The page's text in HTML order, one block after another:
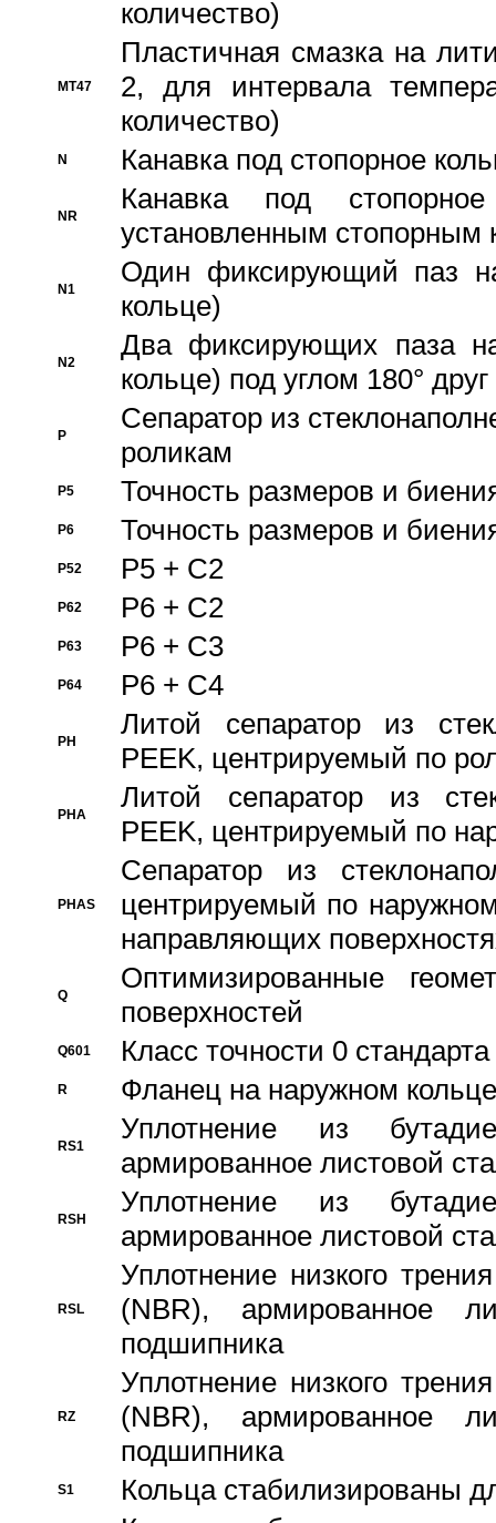
количество)
MT47
Пластичная смазка на
2, для интервала
количество)
N Канавка под стопорное
NR
Канавка под
установленным стопорным
N1
Один фиксирующий паз
кольце)
N2
Два фиксирующих паза
кольце) под углом 180° друг
P
Cепаратор из
роликам
P5 Точность размеров и
P6 Точность размеров и
P52 P5 + C2
P62 P6 + C2
P63 P6 + C3
P64 P6 + C4
PH
Литой сепаратор из
PEEK, центрируемый по
PHA
Литой сепаратор из
PEEK, центрируемый по
PHAS
Сепаратор из
центрируемый по
направляющих
Q
Оптимизированные
поверхностей
Q601 Класс точности 0
R Фланец на наружном кольце
RS1
Уплотнение из
армированное листовой
RSH
Уплотнение из
армированное листовой
RSL
Уплотнение низкого
(NBR), армированное
подшипника
RZ
Уплотнение низкого
(NBR), армированное
подшипника
S1 Кольца стабилизированы